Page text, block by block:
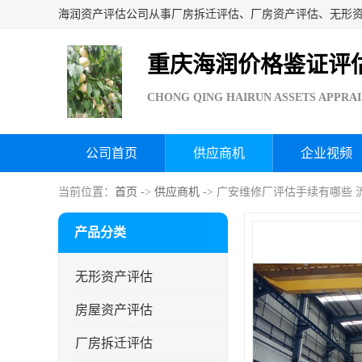
重庆海润价格鉴证评
CHONG QING HAIRUN ASSETS
公司首页 供应商机 企业视频
当前位置： 首页 -> 供应商机 -> 广安维修厂评估手续有哪些
产品分类
无形资产评估
房屋资产评估
厂房拆迁评估